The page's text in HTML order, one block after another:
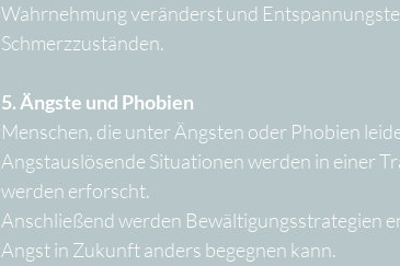
Wahrnehmung veränderst und
Schmerzzuständen.
5. Ängste und Phobien
Menschen, die unter Ängsten oder Phobien
Angstauslösende Situationen werden in einer
werden erforscht.
Anschließend werden Bewältigungsstrategien
Angst in Zukunft anders begegnen kann.